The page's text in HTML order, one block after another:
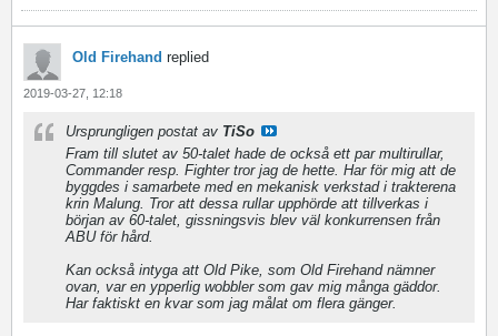
Old Firehand replied
2019-03-27, 12:18
Ursprungligen postat av TiSo
Fram till slutet av 50-talet hade de också ett par multirullar,
Commander resp. Fighter tror jag de hette. Har för mig att de
byggdes i samarbete med en mekanisk verkstad i trakterena
krin Malung. Tror att dessa rullar upphörde att tillverkas i
början av 60-talet, gissningsvis blev väl konkurrensen från
ABU för hård.
Kan också intyga att Old Pike, som Old Firehand nämner
ovan, var en ypperlig wobbler som gav mig många gäddor.
Har faktiskt en kvar som jag målat om flera gänger.